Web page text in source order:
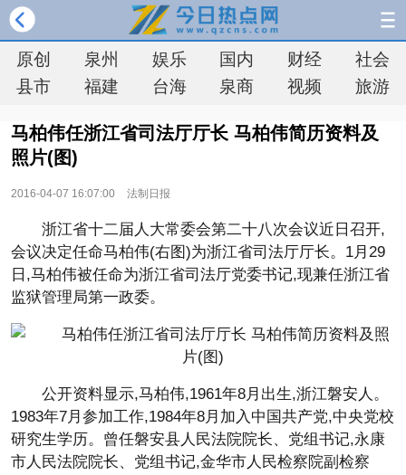
原创 泉州 娱乐 国内 财经
社会
县市
福建 台海 泉商 视频 旅游
马柏伟任浙江省司法厅厅长 马柏伟简历资料及
照片(图)
2016-04-07 16:07:00 法制日报
浙江省十二届人大常委会第二十八次会议近日召开,
会议决定任命马柏伟(右图)为浙江省司法厅厅长。1月29
日,马柏伟被任命为浙江省司法厅党委书记,现兼任浙江省
监狱管理局第一政委。
­公开资料显示,马柏伟,1961年8月出生,浙江磐安人。
1983年7月参加工作,1984年8月加入中国共产党,中央党校
研究生学历。曾任磐安县人民法院院长、党组书记,永康
市人民法院院长、党组书记,金华市人民检察院副检察